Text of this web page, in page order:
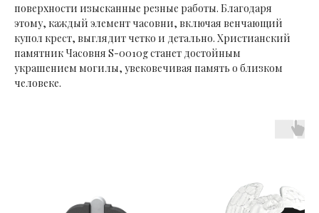
поверхности изысканные резные работы. Благодаря
этому, каждый элемент часовни, включая венчающий
купол крест, выглядит четко и детально. Христианский
памятник Часовня S-0010g станет достойным
украшением могилы, увековечивая память о близком
человеке.